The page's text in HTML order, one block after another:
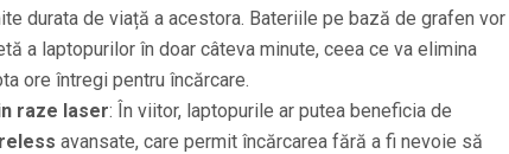
durata de viață a acestora. Bateriile pe bază de grafen vor
a laptopurilor în doar câteva minute, ceea ce va elimina
ore întregi pentru încărcare.
raze laser: În viitor, laptopurile ar putea beneficia de
avansate, care permit încărcarea fără a fi nevoie să